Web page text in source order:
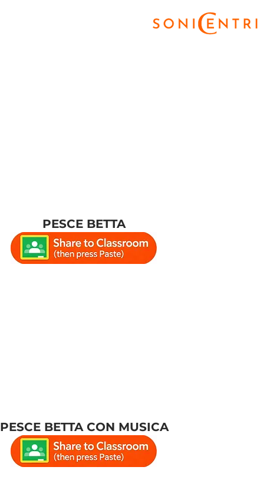
PESCE BETTA
PESCE BETTA CON MUSICA